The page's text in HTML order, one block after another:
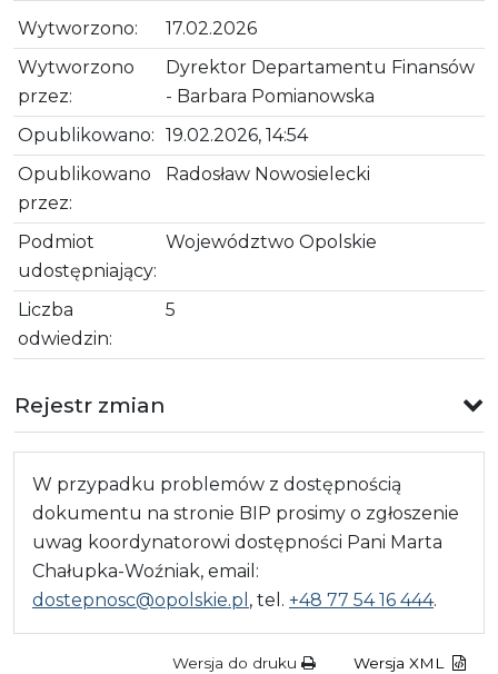
Wytworzono:
17.02.2026
Wytworzono
przez:
Dyrektor Departamentu Finansów
- Barbara Pomianowska
Opublikowano: 19.02.2026, 14:54
Opublikowano
przez:
Radosław Nowosielecki
Podmiot
udostępniający:
Województwo Opolskie
Liczba
odwiedzin:
5
Rejestr zmian
W przypadku problemów z dostępnością
dokumentu na stronie BIP prosimy o zgłoszenie
uwag koordynatorowi dostępności Pani Marta
Chałupka-Woźniak, email:
dostepnosc@opolskie.pl , tel. +48 77 54 16 444.
Wersja do druku Wersja XML